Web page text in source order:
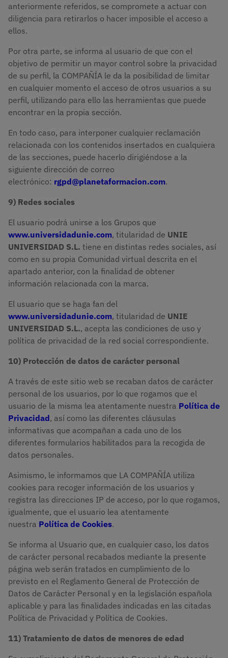
anteriormente referidos, se compromete a actuar con
diligencia para retirarlos o hacer imposible el acceso a
ellos.
Por otra parte, se informa al usuario de que con el
objetivo de permitir un mayor control sobre la privacidad
de su perfil, la COMPAÑÍA le da la posibilidad de limitar
en cualquier momento el acceso de otros usuarios a su
perfil, utilizando para ello las herramientas que puede
encontrar en la propia sección.
En todo caso, para interponer cualquier reclamación
relacionada con los contenidos insertados en cualquiera
de las secciones, puede hacerlo dirigiéndose a la
siguiente dirección de correo
electrónico: rgpd@planetaformacion.com.
9) Redes sociales
El usuario podrá unirse a los Grupos que
www.universidadunie.com, titularidad de UNIE
UNIVERSIDAD S.L. tiene en distintas redes sociales, así
como en su propia Comunidad virtual descrita en el
apartado anterior, con la finalidad de obtener
información relacionada con la marca.
El usuario que se haga fan del
www.universidadunie.com, titularidad de UNIE
UNIVERSIDAD S.L., acepta las condiciones de uso y
política de privacidad de la red social correspondiente.
10) Protección de datos de carácter personal
A través de este sitio web se recaban datos de carácter
personal de los usuarios, por lo que rogamos que el
usuario de la misma lea atentamente nuestra Política de
Privacidad, así como las diferentes cláusulas
informativas que acompañan a cada uno de los
diferentes formularios habilitados para la recogida de
datos personales.
Asimismo, le informamos que LA COMPAÑÍA utiliza
cookies para recoger información de los usuarios y
registra las direcciones IP de acceso, por lo que rogamos,
igualmente, que el usuario lea atentamente
nuestra Política de Cookies.
Se informa al Usuario que, en cualquier caso, los datos
de carácter personal recabados mediante la presente
página web serán tratados en cumplimiento de lo
previsto en el Reglamento General de Protección de
Datos de Carácter Personal y en la legislación española
aplicable y para las finalidades indicadas en las citadas
Política de Privacidad y Política de Cookies.
11) Tratamiento de datos de menores de edad